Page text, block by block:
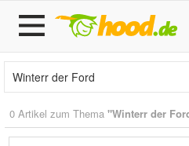
0 Artikel zum Thema "Winterr der